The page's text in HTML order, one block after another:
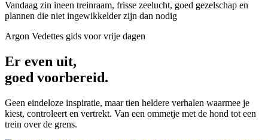
Vandaag zin ineen treinraam, frisse zeelucht, goed gezelschap en
plannen die niet ingewikkelder zijn dan nodig
Argon Vedettes gids voor vrije dagen
Er even uit,
goed voorbereid.
Geen eindeloze inspiratie, maar tien heldere verhalen waarmee je
kiest, controleert en vertrekt. Van een ommetje met de hond tot een
trein over de grens.